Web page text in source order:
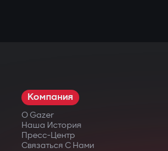
Компания
О Gazer
Наша История
Пресс-Центр
Связаться С Нами